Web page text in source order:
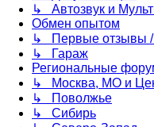
↳ Автозвук и
Обмен опытом
↳ Первые отзывы /
↳ Гараж
Региональные
↳ Москва, МО и
↳ Поволжье
↳ Сибирь